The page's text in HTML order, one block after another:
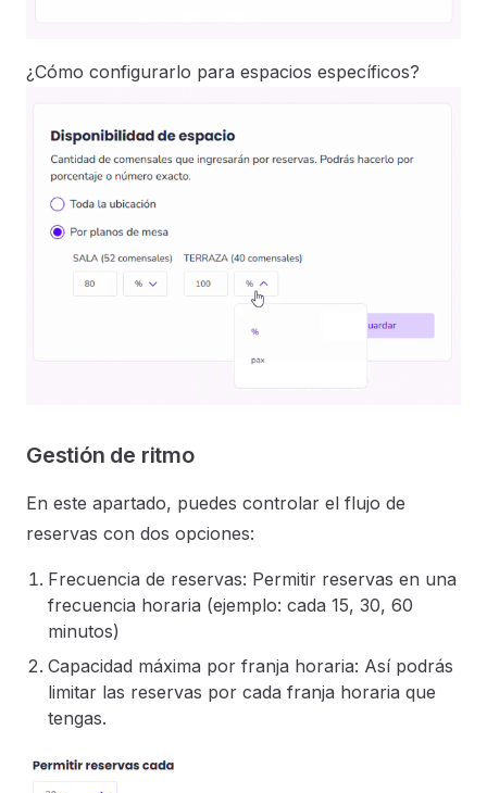
¿Cómo configurarlo para espacios específicos?
Gestión de ritmo
En este apartado, puedes controlar el flujo de
reservas con dos opciones:
Frecuencia de reservas: Permitir reservas en una
frecuencia horaria (ejemplo: cada 15, 30, 60
minutos)
Capacidad máxima por franja horaria: Así podrás
limitar las reservas por cada franja horaria que
tengas.